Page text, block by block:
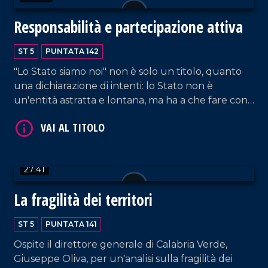
infettive della Dulbecco e con Martino Rizzo,
direttore del servizio di igiene e dell'Asp di
Cosenza. Approfondimento in esterna a cura di
Alessia Truzzolillo.
Responsabilità e partecipazione attiva
ST 5 PUNTATA 142
"Lo Stato siamo noi" non è solo un titolo, quanto
una dichiarazione di intenti: lo Stato non è
un'entità astratta e lontana, ma ha a che fare con
compongono. Al centro dello speciale condotto
garantire un Paese fondato sulla legalità. Il format
prende avvio con il collegamento, a cura di Elisa
Barresi, dalla città simbolo di Capaci.
27:41
La fragilità dei territori
ST 5 PUNTATA 141
Ospite il direttore generale di Calabria Verde,
Giuseppe Oliva, per un'analisi sulla fragilità dei
VAI AL TITOLO
VAI AL TITOLO